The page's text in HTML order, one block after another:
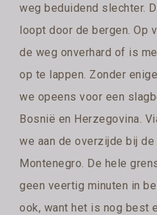
weg beduidend slechter.
loopt door de bergen. Op
de weg onverhard of is
op te lappen. Zonder
we opeens voor een
Bosnië en Herzegovina.
we aan de overzijde bij
Montenegro. De hele
geen veertig minuten in
ook, want het is nog best